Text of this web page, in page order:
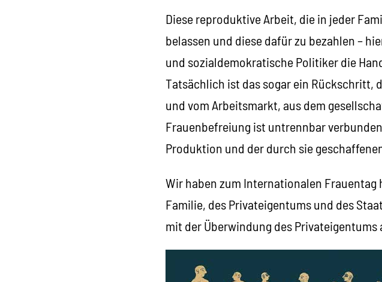
Diese reproduktive Arbeit, die in jeder
belassen und diese dafür zu bezahlen –
und sozialdemokratische Politiker die
Tatsächlich ist das sogar ein Rückschritt,
und vom Arbeitsmarkt, aus dem
Frauenbefreiung ist untrennbar
Produktion und der durch sie
Wir haben zum Internationalen Frauentag
Familie, des Privateigentums und des
mit der Überwindung des